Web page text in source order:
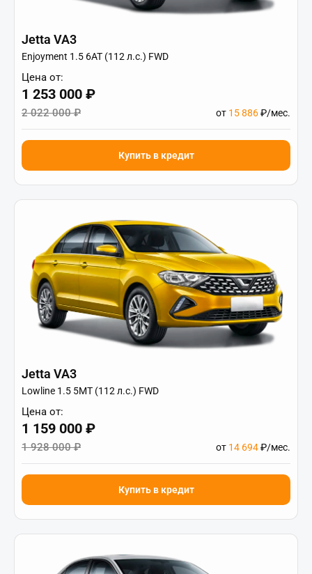
Jetta VA3
Enjoyment 1.5 6AT (112 л.с.) FWD
Цена от:
1 253 000 ₽
2 022 000 ₽ от 15 886₽/мес.
Купить в кредит
Jetta VA3
Lowline 1.5 5MT (112 л.с.) FWD
Цена от:
1 159 000 ₽
1 928 000 ₽ от 14 694₽/мес.
Купить в кредит